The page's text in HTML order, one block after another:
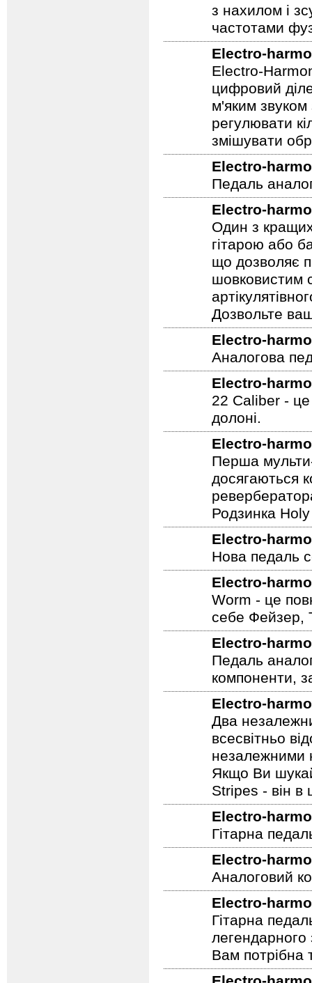
м'яких соло і
з нахилом і
частотами
Electro-
Electro-
цифровий
м'яким
регулювати
змішувати
Electro-
Педаль
Electro-
Один з
гітарою або
що дозволяє
шовковистим
Дозвольте
Electro-
Аналогова
Electro-
22 Caliber -
долоні.
Electro-
Перша
досягаються
Родзинка
Electro-
Нова педаль
Electro-
Worm - це
себе Фейзер,
Electro-
Педаль
компоненти,
Electro-
Два
всесвітньо
незалежними
Якщо Ви
Stripes - він в
Electro-
Гітарна
Electro-
Аналоговий
Electro-
Гітарна
Вам потрібна